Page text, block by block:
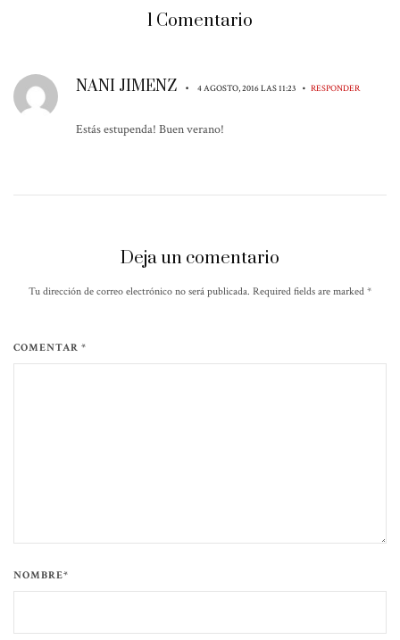
1 Comentario
NANI JIMENZ • 4 AGOSTO, 2016 LAS 11:23 • RESPONDER
Estás estupenda! Buen verano!
Deja un comentario
Tu dirección de correo electrónico no será publicada. Required fields are marked *
COMENTAR *
NOMBRE*